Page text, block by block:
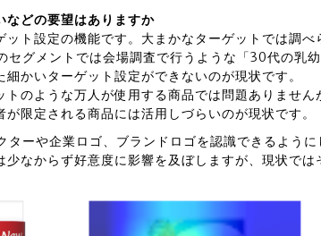
どの要望はありますか
ット設定の機能です。大まかなターゲットでは調べ
セグメントでは会場調査で行うような「30代の乳
かいターゲット設定ができないのが現状です。
トのような万人が使用する商品では問題ありませ
限定される商品には活用しづらいのが現状です。
ターや企業ロゴ、ブランドロゴを認識できるように
少なからず好意度に影響を及ぼしますが、現状で